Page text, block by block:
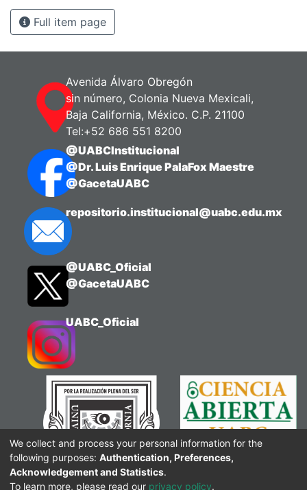
Full item page
Avenida Álvaro Obregón
sin número, Colonia Nueva Mexicali,
Baja California, México. C.P. 21100
Tel:+52 686 551 8200
@UABCInstitucional
@Dr. Luis Enrique PalaFox Maestre
@GacetaUABC
repositorio.institucional@uabc.edu.mx
@UABC_Oficial
@GacetaUABC
UABC_Oficial
We collect and process your personal information for the
following purposes: Authentication, Preferences,
Acknowledgement and Statistics.
To learn more, please read our privacy policy.